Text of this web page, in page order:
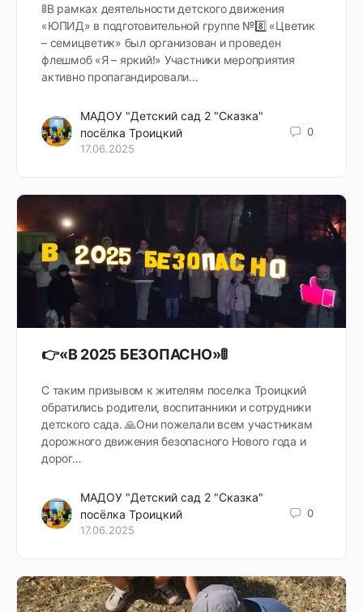
🚦В рамках деятельности детского движения
«ЮПИД» в подготовительной группе №8️⃣ «Цветик
– семицветик» был организован и проведен
флешмоб «Я – яркий!» Участники мероприятия
активно пропагандировали…
МАДОУ "Детский сад 2 "Сказка"
посёлка Троицкий
17.06.2025
0
👉«В 2025 БЕЗОПАСНО»🚦
С таким призывом к жителям поселка Троицкий
обратились родители, воспитанники и сотрудники
детского сада. 🙏Они пожелали всем участникам
дорожного движения безопасного Нового года и
дорог…
МАДОУ "Детский сад 2 "Сказка"
посёлка Троицкий
17.06.2025
0